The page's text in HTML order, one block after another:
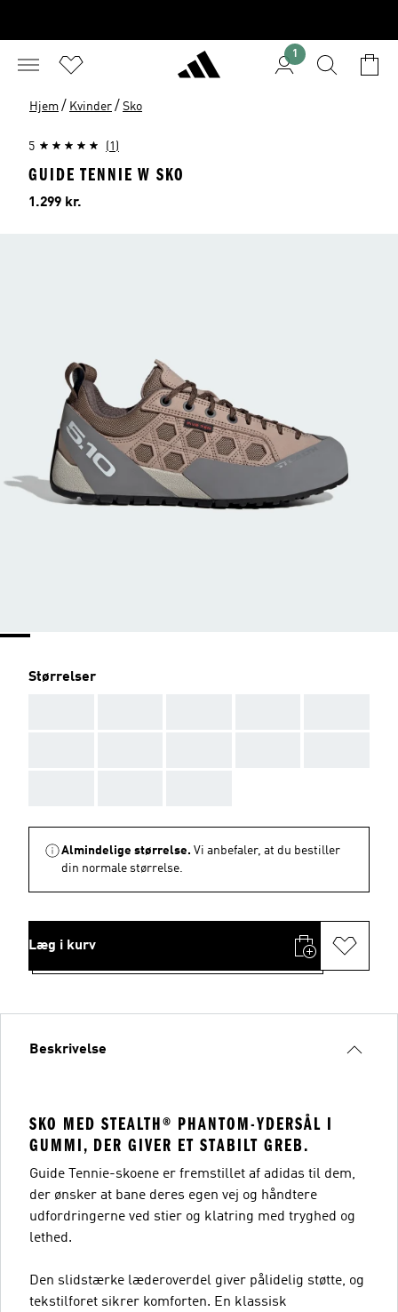
1
Hjem / Kvinder / Sko
5 (1)
GUIDE TENNIE W SKO
Pris
1.299 kr.
Størrelser
Almindelige størrelse. Vi anbefaler, at du bestiller
din normale størrelse.
Læg i kurv
Beskrivelse
SKO MED STEALTH® PHANTOM-YDERSÅL I
GUMMI, DER GIVER ET STABILT GREB.
Guide Tennie-skoene er fremstillet af adidas til dem,
der ønsker at bane deres egen vej og håndtere
udfordringerne ved stier og klatring med tryghed og
lethed.
Den slidstærke læderoverdel giver pålidelig støtte, og
tekstilforet sikrer komforten. En klassisk